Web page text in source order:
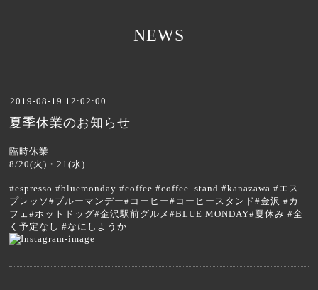
NEWS
2019-08-19 12:02:00
夏季休業のお知らせ
臨時休業
8/20(火)・21(水)
#espresso #bluemonday #coffee #coffee stand #kanazawa #エス
プレッソ#ブルーマンデー#コーヒー#コーヒースタンド#金沢 #カ
フェ#ホットドッグ#金沢駅前グルメ#BLUE MONDAY#夏休み #全
く予定なし #なにしようか